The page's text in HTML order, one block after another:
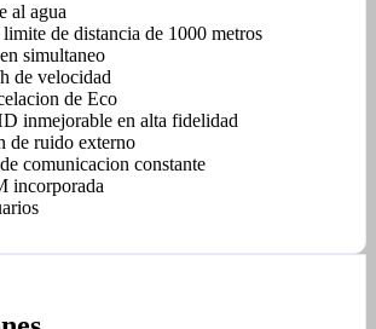
al agua
limite de distancia de 1000 metros
simultaneo
de velocidad
de Eco
inmejorable en alta fidelidad
de ruido externo
comunicacion constante
incorporada